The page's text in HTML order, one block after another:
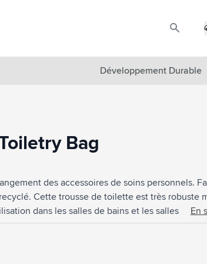
Développement Durable
Bag
des accessoires de soins personnels.
Cette trousse de toilette est très robuste
dans les salles de bains et les salles de
RPET 210D. Une poche zippée de taille
pratique, ce qui facilite l'organisation de tous
En